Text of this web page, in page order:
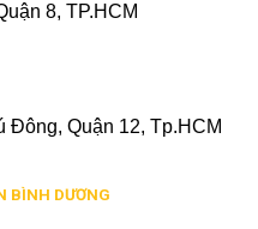
8, TP.HCM
Quận 12, Tp.HCM
BÌNH DƯƠNG